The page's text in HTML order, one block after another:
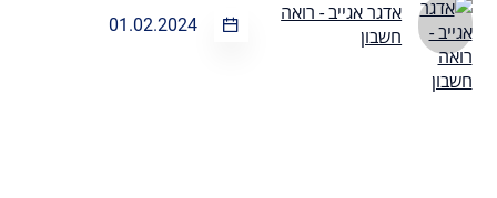
אדגר אגייב - רואה
חשבון
01.02.2024